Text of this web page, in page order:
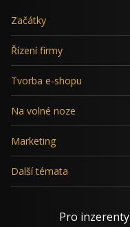
Začátky
Řízení firmy
Tvorba e-shopu
Na volné noze
Marketing
Další témata
Pro inzerenty